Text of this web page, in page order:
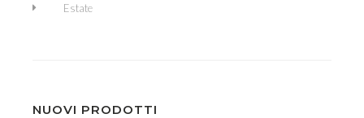
Estate
NUOVI PRODOTTI